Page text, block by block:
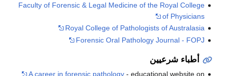
Faculty of Forensic & Legal Medicine of the Royal College
of Physicians
Royal College of Pathologists of Australasia
Forensic Oral Pathology Journal - FOPJ
أطباء شرعيين
A career in forensic pathology- educational website on